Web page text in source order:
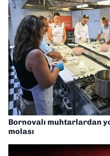
Bornovalı muhtarlardan
molası